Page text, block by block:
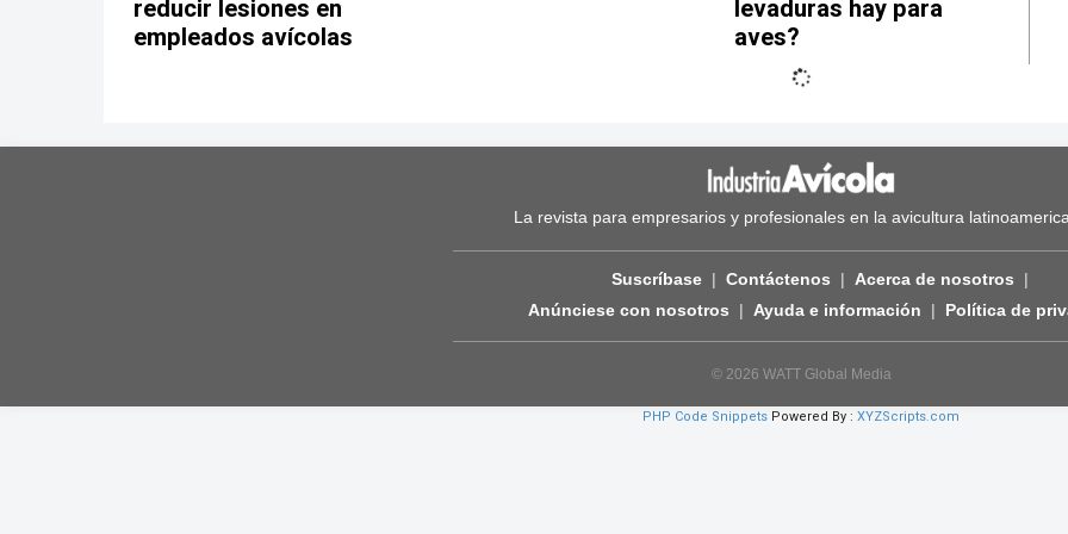
reducir lesiones en
empleados avícolas
levaduras hay para
aves?
La revista para empresarios y profesionales en la avicultura
Suscríbase Contáctenos
Acerca de nosotros
Anúnciese con nosotros
Ayuda e información Política de
© 2026 WATT Global Media
PHP Code Snippets Powered By : XYZScripts.com